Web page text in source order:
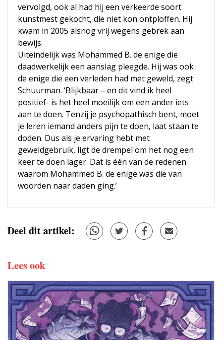
vervolgd, ook al had hij een verkeerde soort
kunstmest gekocht, die niet kon ontploffen. Hij
kwam in 2005 alsnog vrij wegens gebrek aan
bewijs.
Uiteindelijk was Mohammed B. de enige die
daadwerkelijk een aanslag pleegde. Hij was ook
de enige die een verleden had met geweld, zegt
Schuurman. ‘Blijkbaar – en dit vind ik heel
positief- is het heel moeilijk om een ander iets
aan te doen. Tenzij je psychopathisch bent, moet
je leren iemand anders pijn te doen, laat staan te
doden. Dus als je ervaring hebt met
geweldgebruik, ligt de drempel om het nog een
keer te doen lager. Dat is één van de redenen
waarom Mohammed B. de enige was die van
woorden naar daden ging.’
Deel dit artikel:
Lees ook